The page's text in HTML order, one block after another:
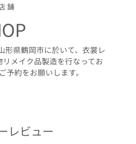
舗
形県鶴岡市に於いて、衣裳レ
メイク品製造を行なってお
予約をお願いします。
レビュー